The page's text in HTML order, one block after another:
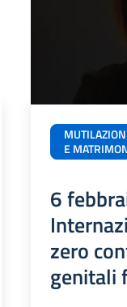
E
6
zero
genitali